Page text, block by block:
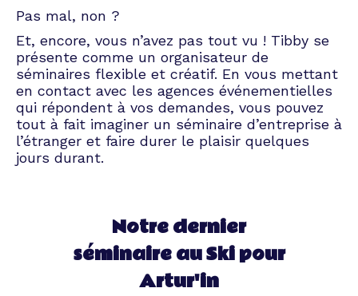
Pas mal, non ?
Et, encore, vous n’avez pas tout vu ! Tibby se
présente comme un organisateur de
séminaires flexible et créatif. En vous mettant
en contact avec les agences événementielles
qui répondent à vos demandes, vous pouvez
tout à fait imaginer un séminaire d’entreprise à
l’étranger et faire durer le plaisir quelques
jours durant.
Notre dernier
séminaire au Ski pour
Artur'in